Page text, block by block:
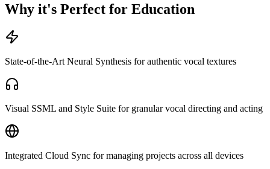
Why it's Perfect for Education
State-of-the-Art Neural Synthesis for authentic vocal textures
Visual SSML and Style Suite for granular vocal directing and acting
Integrated Cloud Sync for managing projects across all devices